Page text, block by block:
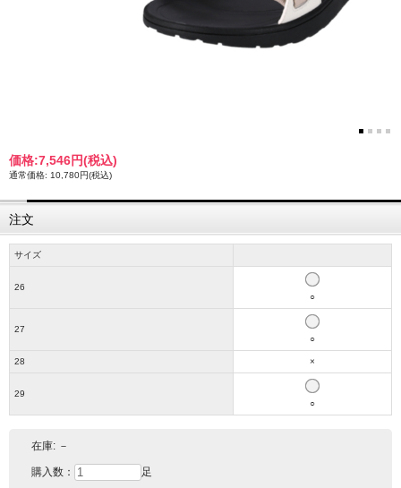
価格:7,546円(税込)
通常価格: 10,780円(税込)
注文
サイズ
26
○
27
○
28 ×
29
○
在庫: －
購入数： 足